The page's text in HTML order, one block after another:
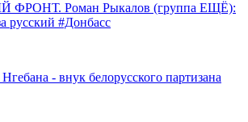
ФРОНТ. Роман Рыкалов (группа ЕЩЁ):
русский #Донбасс
- внук белорусского партизана